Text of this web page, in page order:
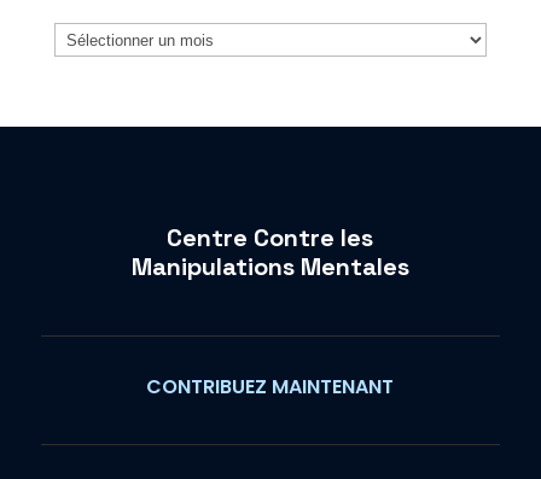
Archives
Centre Contre les
Manipulations Mentales
CONTRIBUEZ MAINTENANT